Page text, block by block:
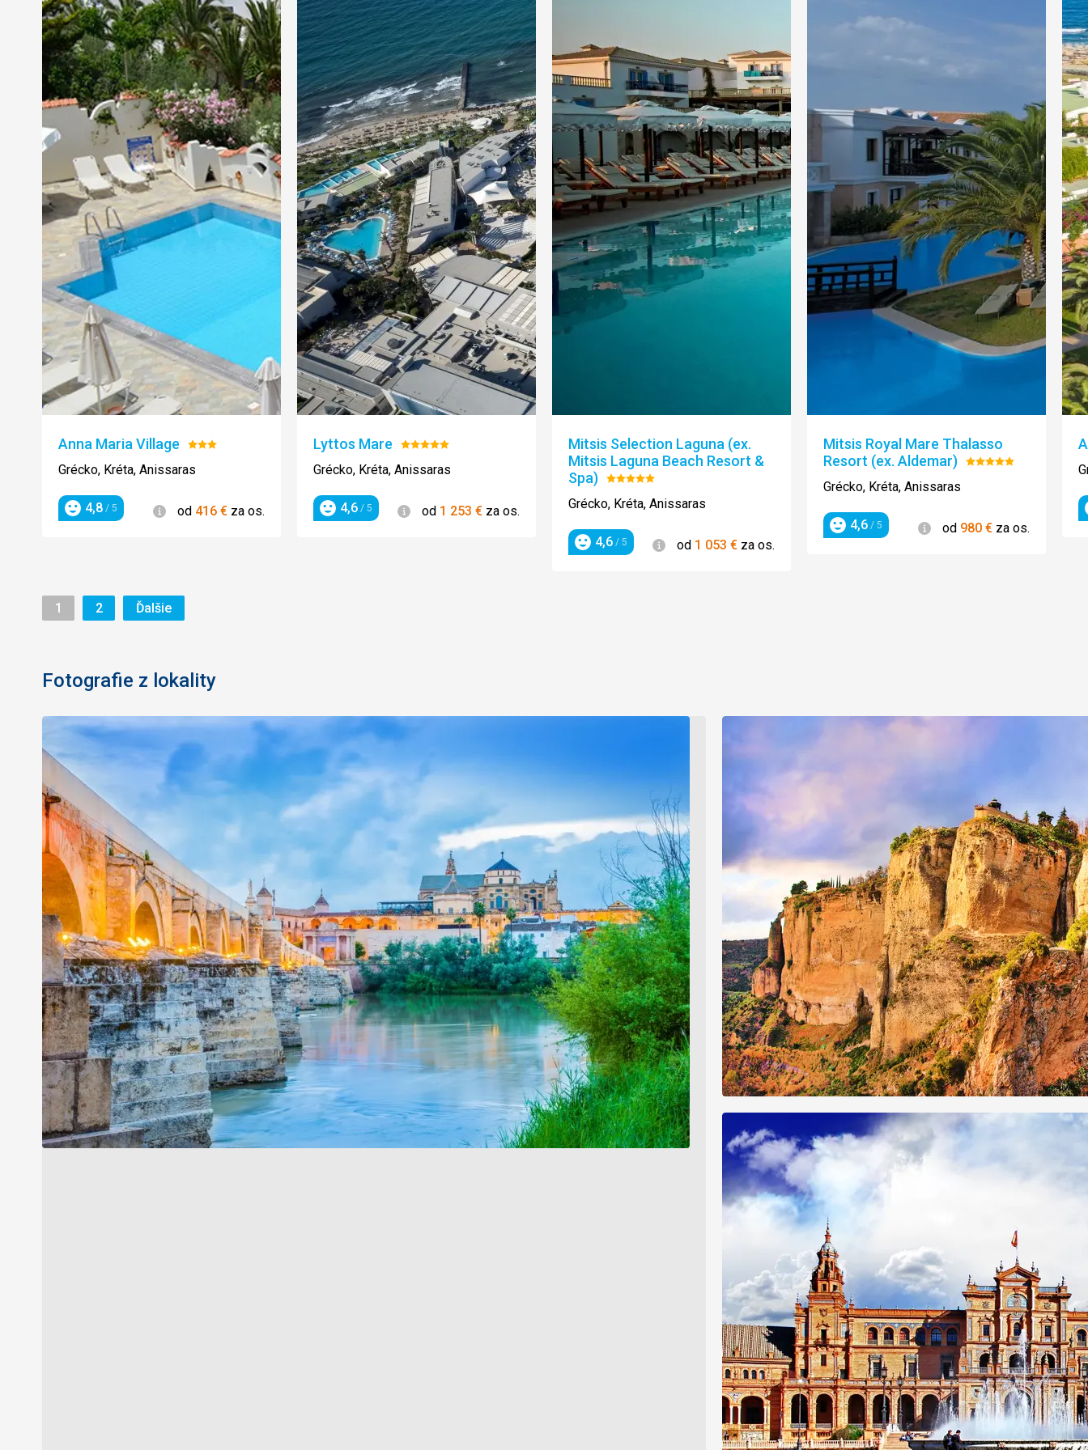
Anna Maria Village Hodnotenie:
3/5
Grécko, Kréta, Anissaras
Hodnotenie
4,8 / 5 Informácie
od 416 € za os.
Lyttos Mare Hodnotenie:
5/5
Grécko, Kréta, Anissaras
Hodnotenie
4,6 / 5 Informácie
od 1 253 € za os.
Mitsis Selection Laguna (ex.
Mitsis Laguna Beach Resort &
Spa) Hodnotenie:
5/5
Grécko, Kréta, Anissaras
Hodnotenie
4,6 / 5 Informácie
od 1 053 € za os.
Mitsis Royal Mare Thalasso
Resort (ex. Aldemar) Hodnotenie:
Grécko, Kréta, Anissaras
Hodnotenie
4,6 / 5 Informácie
od 980 € za os.
Stránka
1 Stránka
2 ĎalšieStránka
Fotografie z lokality